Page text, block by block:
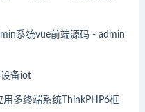
系统vue前端源码 - admin
备iot
多终端系统ThinkPHP6框